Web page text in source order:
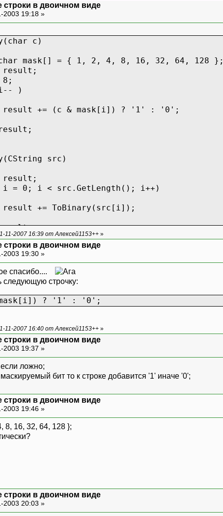
строки в двоичном виде
2003 19:18 »
c)
mask[] = { 1, 2, 4, 8, 16, 32, 64, 128 };
result;
)
result += (c & mask[i]) ? '1' : '0';
src)
result;
= 0; i < src.GetLength(); i++)
result += ToBinary(src[i]);
11-2007 16:39 от Алексей1153++ »
строки в двоичном виде
2003 19:30 »
спасибо....
следующую строчку:
mask[i]) ? '1' : '0';
11-2007 16:40 от Алексей1153++ »
строки в двоичном виде
2003 19:37 »
ложно;
бит то к строке добавится '1' иначе '0';
строки в двоичном виде
2003 19:46 »
8, 16, 32, 64, 128 };
строки в двоичном виде
2003 20:03 »